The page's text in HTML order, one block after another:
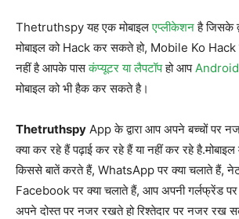
Thetruthspy यह एक मोबाइलएप्लीकेशनहै जिसके
मोबाइल को Hack कर सकते हो, Mobile Ko
नहीं है आपके पासकंप्यूटर या लैपटॉपहो आपAndroid
मोबाइल को भी हैक कर सकते है।
Thetruthspy App के द्वारा आप अपने बच्चों पर
क्या कर रहे हैं पढ़ाई कर रहे हैं या नहीं कर रहे
किससे बातें करते हैं, WhatsApp पर क्या चलाते हैं,
Facebook पर क्या चलाते हैं, आप अपनी गर्लफ्रेंड
अपने दोस्त पर नजर रखते हो रिश्तेदार पर नजर रख